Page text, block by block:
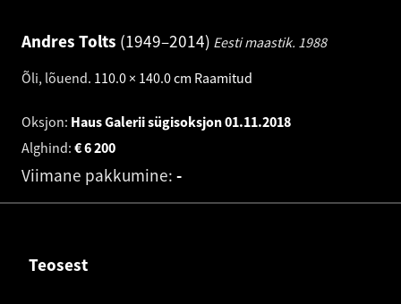
Andres Tolts 1949–2014 Eesti maastik. 1988
Õli, lõuend. 110.0 × 140.0 cm Raamitud
Oksjon: Haus Galerii sügisoksjon01.11.2018
Alghind:
6 200
€
Viimane pakkumine: -
Teosest